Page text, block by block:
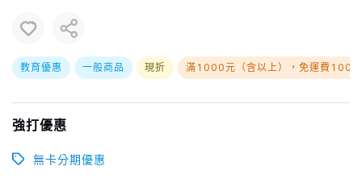
教育優惠 一般商品 現折 滿1000元（含以上），免運費100元
強打優惠
無卡分期優惠